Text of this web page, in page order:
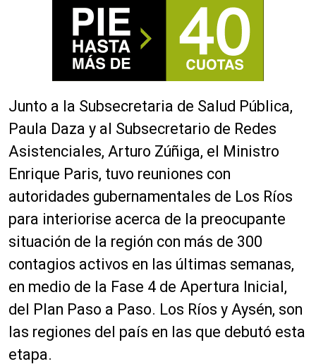
Junto a la Subsecretaria de Salud Pública,
Paula Daza y al Subsecretario de Redes
Asistenciales, Arturo Zúñiga, el Ministro
Enrique Paris, tuvo reuniones con
autoridades gubernamentales de Los Ríos
para interiorise acerca de la preocupante
situación de la región con más de 300
contagios activos en las últimas semanas,
en medio de la Fase 4 de Apertura Inicial,
del Plan Paso a Paso. Los Ríos y Aysén, son
las regiones del país en las que debutó esta
etapa.